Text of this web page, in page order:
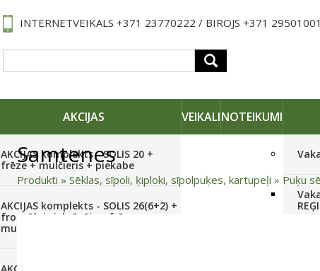
INTERNETVEIKALS +371 23770222 / BIROJS +371 29501001
AKCIJAS
AKCIJAS komplekts - SOLIS 20 +
frēze + mulčieris + piekabe
AKCIJAS komplekts - SOLIS 26(6+2) +
frontālais iekrāvējs + frēze +
mulčieris + piekabe
VEIKALINOTEIKUMI
Samtenes
Produkti » Sēklas, sīpoli, ķiploki, sīpolpuķes, kartupeļi » Puķu